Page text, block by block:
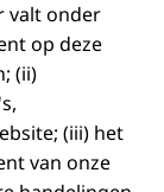
valt onder
op deze
(ii)
(iii) het
van onze